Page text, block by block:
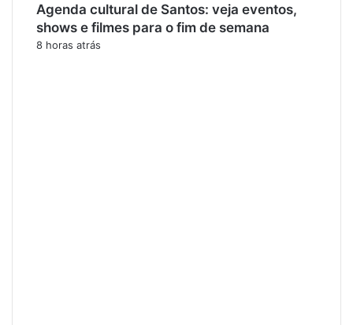
Agenda cultural de Santos: veja eventos,
shows e filmes para o fim de semana
8 horas atrás